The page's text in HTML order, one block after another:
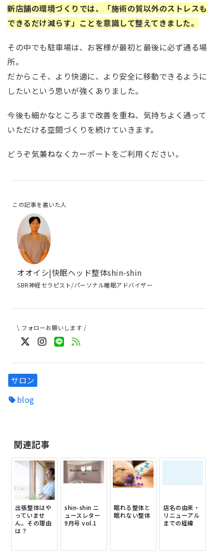
新店舗の環境づくりでは、「施術の質以外のストレスも
できるだけ減らす」ことを意識して整えてきました。
その中でも駐車場は、お客様が最初と最後に必ず通る場
所。
だからこそ、より快適に、より安全に移動できるように
したいという思いが強くありました。
今後も細かなところまで改善を重ね、気持ちよく通って
いただける空間づくりを続けていきます。
どうぞ気兼ねなくカーポートをご利用ください。
この記事を書いた人
オオイシ|快眠ヘッド整体shin-shin
SBR神経セラピスト/パーソナル睡眠アドバイザー
\ フォローお願いします /
サロン
blog
関連記事
出張整体はや
っていませ
ん。その理由
は？
shin-shin ニ
ュースレター
9月号 vol.1
眠れる整体と
眠れない整体
店名の由来・
リニューアル
までの経緯